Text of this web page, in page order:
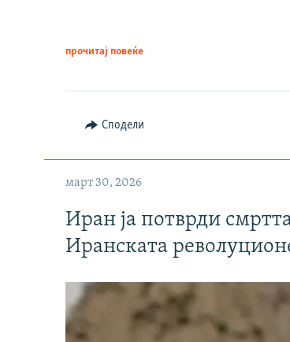
прочитај повеќе
Сподели
март 30, 2026
Иран ја потврди
Иранската